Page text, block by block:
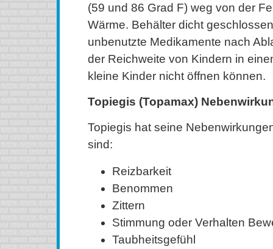
(59 und 86 Grad F) weg von der
Wärme. Behälter dicht
unbenutzte Medikamente nach
der Reichweite von Kindern in
kleine Kinder nicht öffnen können.
Topiegis (Topamax)
Topiegis hat seine
sind:
Reizbarkeit
Benommen
Zittern
Stimmung oder Verhalten
Taubheitsgefühl